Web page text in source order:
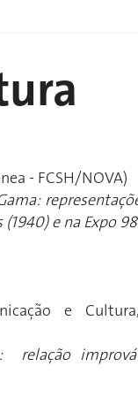
- FCSH/NOVA)
e na Expo 98
e
relação